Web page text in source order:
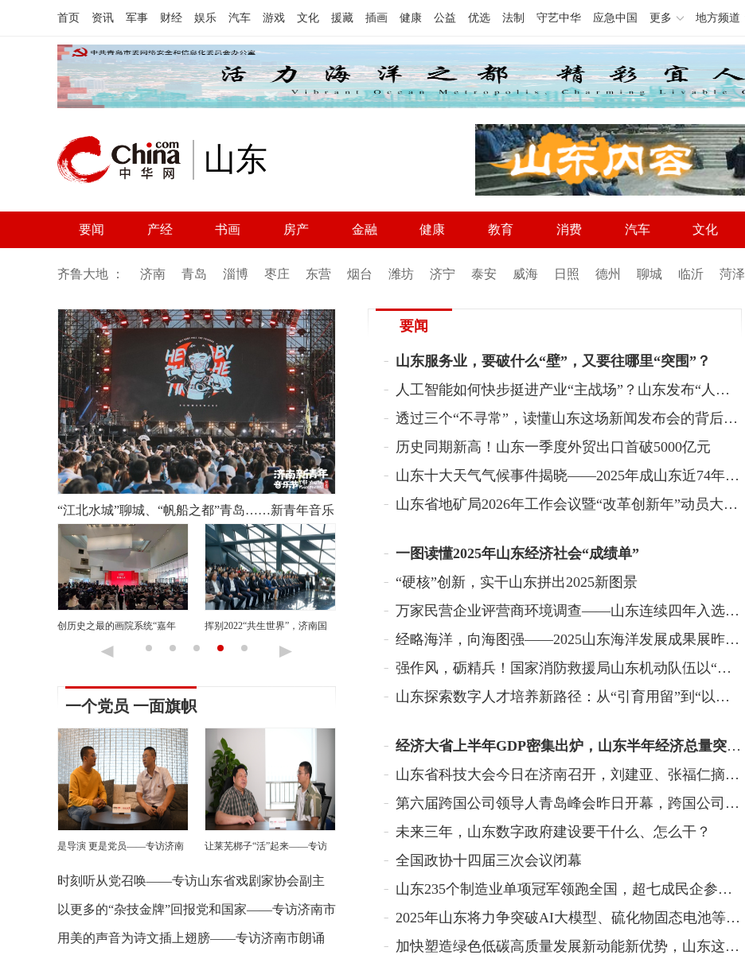
首页 资讯 军事 财经 娱乐 汽车 游戏 文化 援藏 插画 健康 公益 优选 法制 守艺中华 应急中国 更多 地方频道
山东
要闻 产经 书画 房产 金融 健康 教育 消费 汽车 文化
齐鲁大地 ： 济南 青岛 淄博 枣庄 东营 烟台 潍坊 济宁 泰安 威海 日照 德州 聊城 临沂 菏泽
城”聊城、“帆船之都”青岛……新青年音乐
站精彩不停
最的画院系统“嘉年
挥别2022“共生世界”，济南国
际双年展相约2024再启新篇
2022年以来，山东有7名民警和9名辅警牺牲
再别双年展，再看一眼山东美
术馆的惊鸿之美
踏，管理人员：无法修复，近
期会清理
一个党员 一面旗帜
是导演 更是党员——专访济南
振海
让莱芜梆子“活”起来——专访
生
时刻听从党召唤——专访山东省戏剧家协会副主
席李保良
以更多的“杂技金牌”回报党和国家——专访济南市
杂技家协会副主席孔海涛
用美的声音为诗文插上翅膀——专访济南市朗诵
要闻
山东服务业，要破什么“壁”，又要往哪里“突围”？
人工智能如何快步挺进产业“主战场”？山东发布“人工智能+制造”行动方案
透过三个“不寻常”，读懂山东这场新闻发布会的背后深意
历史同期新高！山东一季度外贸出口首破5000亿元
山东十大天气气候事件揭晓——2025年成山东近74年来最热一年，10月中上旬遭遇最强连阴雨
山东省地矿局2026年工作会议暨“改革创新年”动员大会召开
一图读懂2025年山东经济社会“成绩单”
“硬核”创新，实干山东拼出2025新图景
万家民营企业评营商环境调查——山东连续四年入选营商环境最好的10个省份之一
经略海洋，向海图强——2025山东海洋发展成果展昨日在青岛启幕
强作风，砺精兵！国家消防救援局山东机动队伍以“站”塑形，以“练”铸魂
山东探索数字人才培养新路径：从“引育用留”到“以赛促产”转型
经济大省上半年GDP密集出炉，山东半年经济总量突破5万亿
山东省科技大会今日在济南召开，刘建亚、张福仁摘得2024年度山东省科学技术奖最高奖！
第六届跨国公司领导人青岛峰会昨日开幕，跨国公司高质量发展论坛同日举行
未来三年，山东数字政府建设要干什么、怎么干？
全国政协十四届三次会议闭幕
山东235个制造业单项冠军领跑全国，超七成民企参与打造中国向“新”力！
2025年山东将力争突破AI大模型、硫化物固态电池等核心技术瓶颈
加快塑造绿色低碳高质量发展新动能新优势，山东这么干！